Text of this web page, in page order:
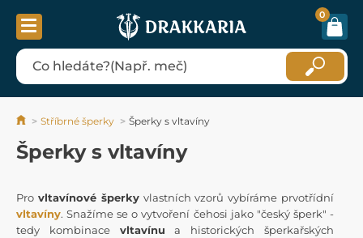
0
Stříbrné šperky Šperky s vltavíny
Šperky s vltavíny
Pro vltavínové šperkyvlastních vzorů vybíráme prvotřídní
vltavíny. Snažíme se o vytvoření čehosi jako "český šperk" -
tedy kombinace vltavínu a historických šperkařských